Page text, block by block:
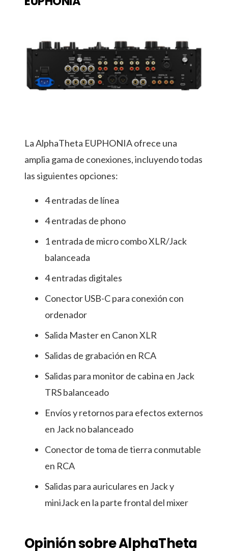
La AlphaTheta EUPHONIA ofrece una
amplia gama de conexiones, incluyendo todas
las siguientes opciones:
4 entradas de línea
4 entradas de phono
1 entrada de micro combo XLR/Jack
balanceada
4 entradas digitales
Conector USB-C para conexión con
ordenador
Salida Master en Canon XLR
Salidas de grabación en RCA
Salidas para monitor de cabina en Jack
TRS balanceado
Envíos y retornos para efectos externos
en Jack no balanceado
Conector de toma de tierra conmutable
en RCA
Salidas para auriculares en Jack y
miniJack en la parte frontal del mixer
Opinión sobre AlphaTheta